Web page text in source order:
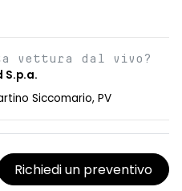
vettura dal vivo?
S.p.a.
Siccomario, PV
Richiedi un preventivo